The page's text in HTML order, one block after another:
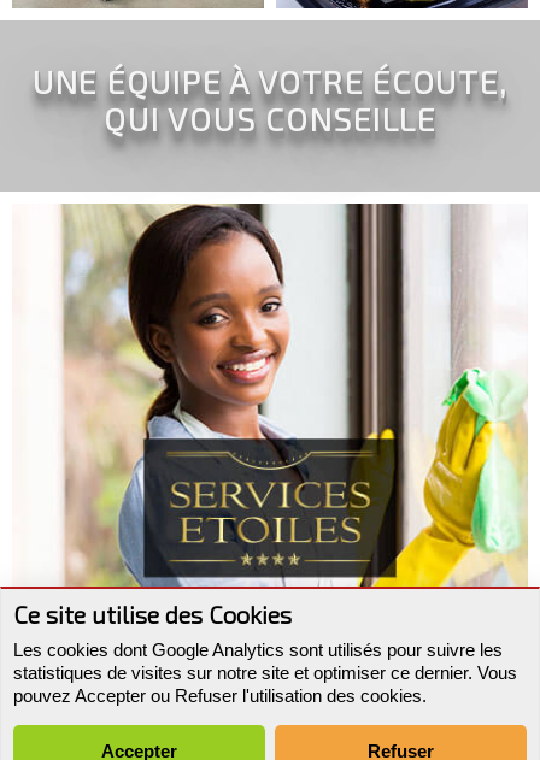
UNE ÉQUIPE À VOTRE ÉCOUTE,
QUI VOUS CONSEILLE
© 2006-2026Services-Etoiles.fr| Mentions Légales - CGV| Tél. :01
|Retour en Haut de page | Partenaires :Batignolles Tapis
Ce site utilise des Cookies
Les cookies dont Google Analytics sont utilisés pour suivre les
statistiques de visites sur notre site et optimiser ce dernier. Vous
pouvez Accepter ou Refuser l'utilisation des cookies.
Accepter Refuser